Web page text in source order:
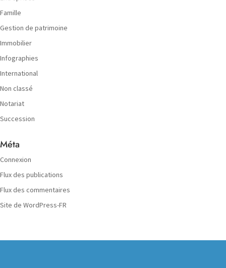
Famille
Gestion de patrimoine
Immobilier
Infographies
International
Non classé
Notariat
Succession
Méta
Connexion
Flux des publications
Flux des commentaires
Site de WordPress-FR